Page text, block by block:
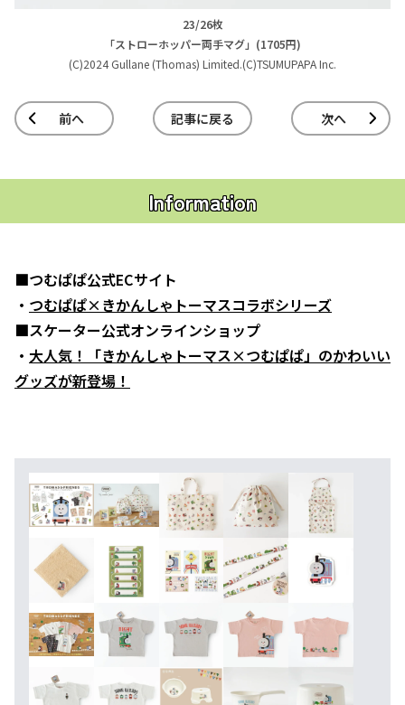
23/26枚
「ストローホッパー両手マグ」(1705円)
(C)2024 Gullane (Thomas) Limited.(C)TSUMUPAPA Inc.
前へ 記事に戻る 次へ
Information
■つむぱぱ公式ECサイト
・ つむぱぱ×きかんしゃトーマスコラボシリーズ
■スケーター公式オンラインショップ
・ 大人気！「きかんしゃトーマス×つむぱぱ」のかわいい
グッズが新登場！